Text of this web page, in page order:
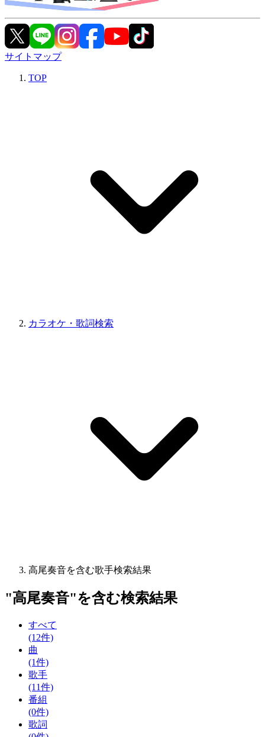
サイトマップ
TOP
カラオケ・歌詞検索
高尾奏音を含む歌手検索結果
"高尾奏音"を含む検索結果
すべて
(12件)
曲
(1件)
歌手
(11件)
番組
(0件)
歌詞